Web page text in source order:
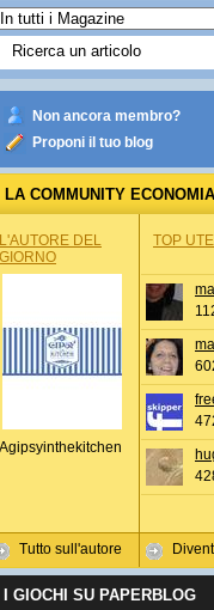
Non ancora membro?
Proponi il tuo blog
LA COMMUNITY ECONOMIA
L'AUTORE DEL
GIORNO
Agipsyinthekitchen
Tutto sull'autore
TOP
I GIOCHI SU PAPERBLOG